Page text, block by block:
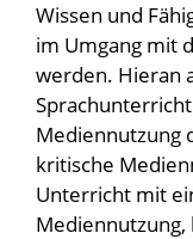
Wissen und
im Umgang mit
werden. Hieran
Mediennutzung
kritische
Unterricht mit